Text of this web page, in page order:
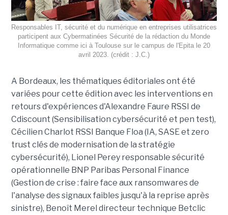
Responsables IT, sécurité et du numérique en entreprises utilisatrices
participent aux Cybermatinées Sécurité de la rédaction du Monde
Informatique comme ici à Toulouse sur le campus de l'Epita le 20
avril 2023. (crédit : J.C.)
A Bordeaux, les thématiques éditoriales ont été
variées pour cette édition avec les interventions en
retours d'expériences d'Alexandre Faure RSSI de
Cdiscount (Sensibilisation cybersécurité et pen test),
Cécilien Charlot RSSI Banque Floa (IA, SASE et zero
trust clés de modernisation de la stratégie
cybersécurité), Lionel Perey responsable sécurité
opérationnelle BNP Paribas Personal Finance
(Gestion de crise : faire face aux ransomwares de
l'analyse des signaux faibles jusqu'à la reprise après
sinistre), Benoît Merel directeur technique Betclic